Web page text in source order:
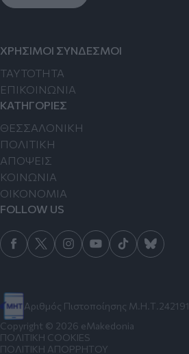
Αριθμός Πιστοποίησης Μ.Η.Τ.242191
ΧΡΗΣΙΜΟΙ ΣΥΝΔΕΣΜΟΙ
TAYTOTHTA
ΕΠΙΚΟΙΝΩΝΙΑ
ΚΑΤΗΓΟΡΙΕΣ
ΘΕΣΣΑΛΟΝΙΚΗ
ΠΟΛΙΤΙΚΗ
ΑΠΟΨΕΙΣ
ΚΟΙΝΩΝΙΑ
ΟΙΚΟΝΟΜΙΑ
FOLLOW US
Copyright © 2026 eMakedonia
ΠΟΛΙΤΙΚΗ COOKIES
ΠΟΛΙΤΙΚΗ ΑΠΟΡΡΗΤΟΥ